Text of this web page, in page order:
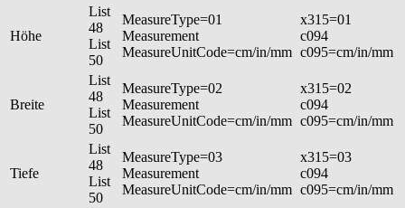
Höhe
List
48
List
50
MeasureType=01
Measurement
MeasureUnitCode=cm/in/mm
x315=01
c094
c095=cm/in/mm
Breite
List
48
List
50
MeasureType=02
Measurement
MeasureUnitCode=cm/in/mm
x315=02
c094
c095=cm/in/mm
Tiefe
List
48
List
50
MeasureType=03
Measurement
MeasureUnitCode=cm/in/mm
x315=03
c094
c095=cm/in/mm